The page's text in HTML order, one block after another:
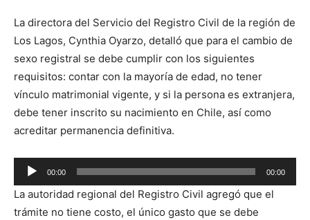
La directora del Servicio del Registro Civil de la región de
Los Lagos, Cynthia Oyarzo, detalló que para el cambio de
sexo registral se debe cumplir con los siguientes
requisitos: contar con la mayoría de edad, no tener
vínculo matrimonial vigente, y si la persona es extranjera,
debe tener inscrito su nacimiento en Chile, así como
acreditar permanencia definitiva.
Reproductor
de
audio
00:00 00:00
La autoridad regional del Registro Civil agregó que el
trámite no tiene costo, el único gasto que se debe